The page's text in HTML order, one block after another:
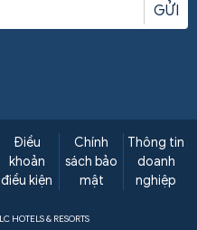
GỬI
Điều
khoản
điều kiện
Chính
sách bảo
mật
Thông tin
doanh
nghiệp
HOTELS & RESORTS